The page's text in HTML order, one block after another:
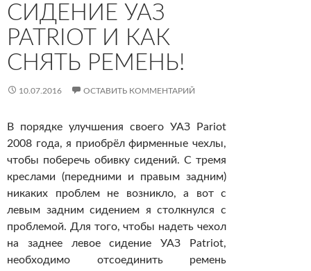
СИДЕНИЕ УАЗ
PATRIOT И КАК
СНЯТЬ РЕМЕНЬ!
10.07.2016 ОСТАВИТЬ КОММЕНТАРИЙ
В порядке улучшения своего УАЗ Pariot
2008 года, я приобрёл фирменные чехлы,
чтобы поберечь обивку сидений. С тремя
креслами (передними и правым задним)
никаких проблем не возникло, а вот с
левым задним сидением я столкнулся с
проблемой. Для того, чтобы надеть чехол
на заднее левое сидение УАЗ Patriot,
необходимо отсоединить ремень